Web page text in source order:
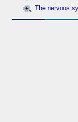
The nervous